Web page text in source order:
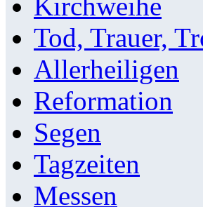
Kirchweihe
Tod, Trauer,
Allerheiligen
Reformation
Segen
Tagzeiten
Messen